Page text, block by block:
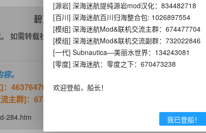
碧蓝之星社区发帖须知
如需转载社区内容，请注明原作者及碧蓝之星社区。 如果发
。
463764708
主群]：674477704
284.htm
[源岩] 深海迷航提纯源岩mod汉化：834482718
[百川] 深海迷航百川归海整合包: 1026897554
[模组] 深海迷航Mod&联机交流主群：674477704
[模组] 深海迷航Mod&联机交流副群：732022846
[一代] Subnautica—美丽水世界：134243081
[零度] 深海迷航：零度之下：670473238
欢迎登船，船长！
我已登船！